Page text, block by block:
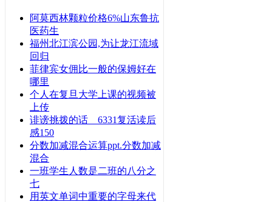
阿莫西林颗粒价格6%山东鲁抗
医药生
福州北江滨公园,为让龙江流域
回归
菲律宾女佣比一般的保姆好在
哪里
个人在复旦大学上课的视频被
上传
诽谤挑拨的话 6331复活读后
感150
分数加减混合运算ppt.分数加减
混合
一班学生人数是二班的八分之
七
用英文单词中重要的字母来代